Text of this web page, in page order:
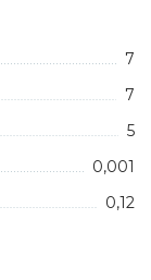
7
7
5
0,001
0,12